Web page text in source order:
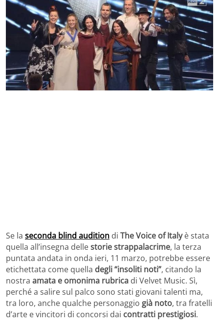
Se la seconda blind audition di The Voice of Italyè stata
quella all’insegna dellestorie strappalacrime, la terza
puntata andata in onda ieri, 11 marzo, potrebbe essere
etichettata come quella degli “insoliti noti”, citando la
nostra amata e omonima rubrica di Velvet Music. Sì,
perché a salire sul palco sono stati giovani talenti ma,
tra loro, anche qualche personaggio già noto, tra fratelli
d’arte e vincitori di concorsi dai contratti prestigiosi.